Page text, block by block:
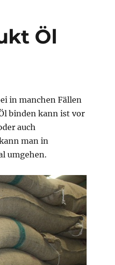
Öl
in manchen Fällen
binden kann ist vor
auch
man in
umgehen.